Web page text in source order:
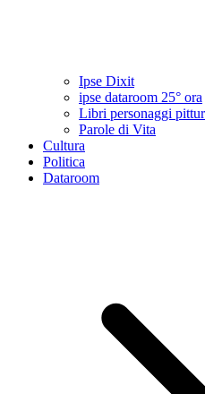
Ipse Dixit
ipse dataroom 25° ora
Libri personaggi
Parole di Vita
Cultura
Politica
Dataroom